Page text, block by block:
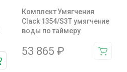
Комплект Умягчения
Clack 1354/S3T умягчение
воды по таймеру
53 865 ₽